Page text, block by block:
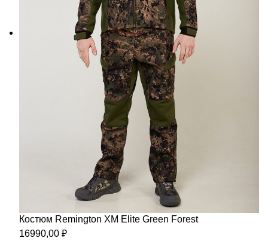
Костюм Remington XM Elite Green Forest
16990,00 ₽